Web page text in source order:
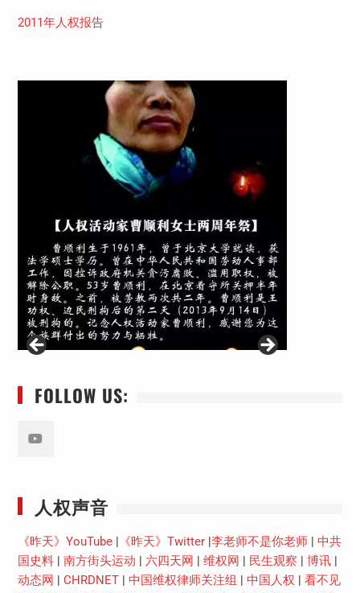
2011年人权报告
FOLLOW US:
人权声音
《昨天》YouTube| 《昨天》Twitter| 李老师不是你老师| 中共
国史料| 南方街头运动 六四天网 维权网 民生观察 博讯|
动态网
CHRDNET| 中国维权律师关注组 中国人权
看不见